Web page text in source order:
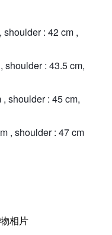
: 42 cm ,
shoulder : 43.5 cm,
shoulder : 45 cm,
, shoulder : 47 cm
相片